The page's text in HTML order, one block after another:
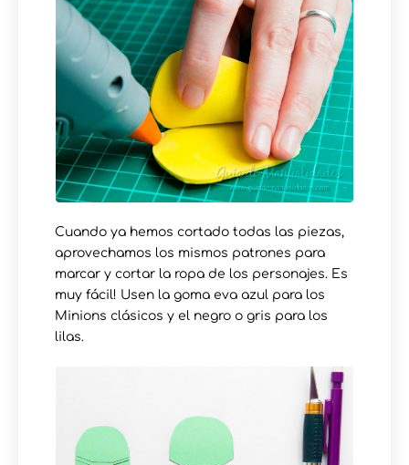
Cuando ya hemos cortado todas las piezas,
aprovechamos los mismos patrones para
marcar y cortar la ropa de los personajes. Es
muy fácil! Usen la goma eva azul para los
Minions clásicos y el negro o gris para los
lilas.